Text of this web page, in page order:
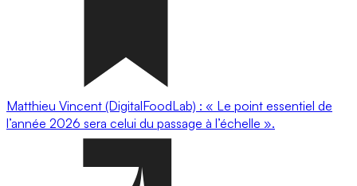
Matthieu Vincent (DigitalFoodLab) : « Le point essentiel de
l’année 2026 sera celui du passage à l’échelle ».